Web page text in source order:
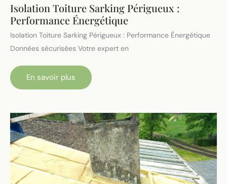
Isolation Toiture Sarking Périgueux :
Performance Énergétique
Isolation Toiture Sarking Périgueux : Performance Énergétique
Données sécurisées Votre expert en
Isolation
Sarking
Performance
Énergétique
En savoir plus